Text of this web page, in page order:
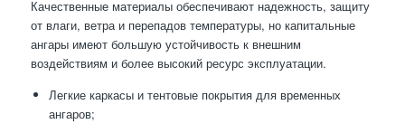
Качественные материалы обеспечивают надежность, защиту
от влаги, ветра и перепадов температуры, но капитальные
ангары имеют большую устойчивость к внешним
воздействиям и более высокий ресурс эксплуатации.
Легкие каркасы и тентовые покрытия для временных
ангаров;